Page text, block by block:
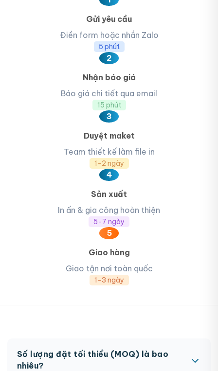
Gửi yêu cầu
Điền form hoặc nhắn Zalo
5 phút
2
Nhận báo giá
Báo giá chi tiết qua email
15 phút
3
Duyệt maket
Team thiết kế làm file in
1-2 ngày
4
Sản xuất
In ấn & gia công hoàn thiện
5-7 ngày
5
Giao hàng
Giao tận nơi toàn quốc
1-3 ngày
Số lượng đặt tối thiểu (MOQ) là bao
nhiêu?